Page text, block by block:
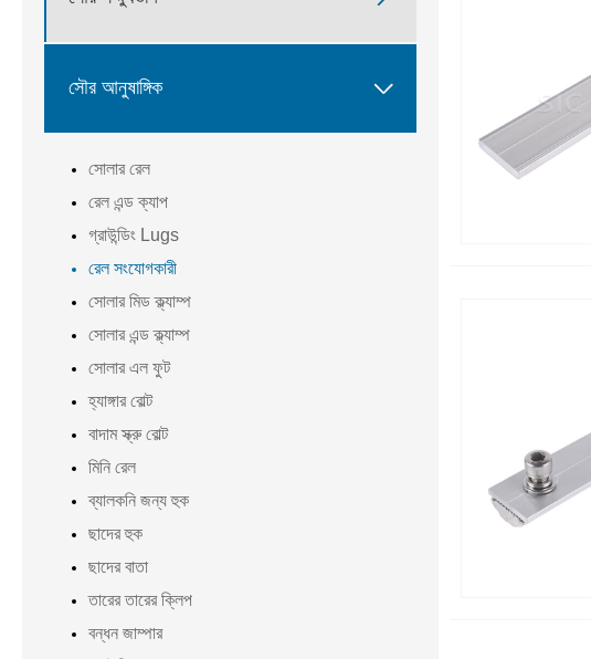
সৌর আনুষাঙ্গিক 
সোলার রেল
রেল এন্ড ক্যাপ
গ্রাউন্ডিং Lugs
রেল সংযোগকারী
সোলার মিড ক্ল্যাম্প
সোলার এন্ড ক্ল্যাম্প
সোলার এল ফুট
হ্যাঙ্গার বোল্ট
বাদাম স্ক্রু বোল্ট
মিনি রেল
ব্যালকনি জন্য হুক
ছাদের হুক
ছাদের বাতা
তারের তারের ক্লিপ
বন্ধন জাম্পার